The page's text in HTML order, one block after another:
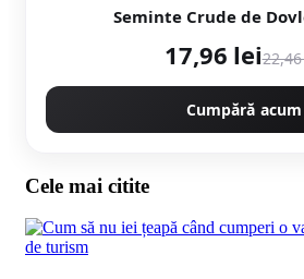
Seminte Crude de
17,96 lei
Cumpără acum
Cele mai citite